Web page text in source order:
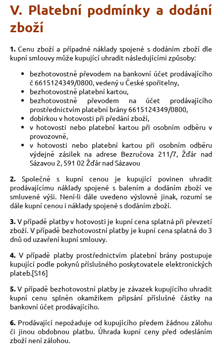
V. Platební podmínky a dodání
zboží
1. Cenu zboží a případné náklady spojené s dodáním zboží dle
kupní smlouvy může kupující uhradit následujícími způsoby:
bezhotovostně převodem na bankovní účet prodávajícího
č 6615124349/0800, vedený u České spořitelny,
bezhotovostně platební kartou,
bezhotovostně převodem na účet prodávajícího
prostřednictvím platební brány 6615124349/0800,
dobírkou v hotovosti při předání zboží,
v hotovosti nebo platební kartou při osobním odběru v
provozovně,
v hotovosti nebo platební kartou při osobním odběru
výdejně zásilek na adrese Bezručova 211/7, Žďár nad
Sázavou 2, 591 02 Žďár nad Sázavou
2. Společně s kupní cenou je kupující povinen uhradit
prodávajícímu náklady spojené s balením a dodáním zboží ve
smluvené výši. Není-li dále uvedeno výslovně jinak, rozumí se
dále kupní cenou i náklady spojené s dodáním zboží.
3. V případě platby v hotovosti je kupní cena splatná při převzetí
zboží. V případě bezhotovostní platby je kupní cena splatná do 3
dnů od uzavření kupní smlouvy.
4. V případě platby prostřednictvím platební brány postupuje
kupující podle pokynů příslušného poskytovatele elektronických
plateb.[S16]
5. V případě bezhotovostní platby je závazek kupujícího uhradit
kupní cenu splněn okamžikem připsání příslušné částky na
bankovní účet prodávajícího.
6. Prodávající nepožaduje od kupujícího předem žádnou zálohu
či jinou obdobnou platbu. Úhrada kupní ceny před odesláním
zboží není zálohou.